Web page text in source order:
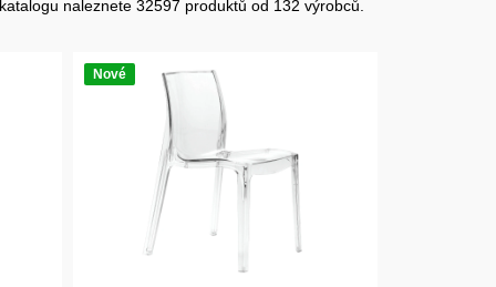
naleznete 32597 produktů od 132 výrobců.
Nové